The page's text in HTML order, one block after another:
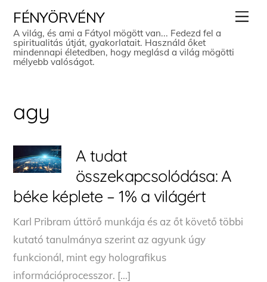
content
FÉNYÖRVÉNY
A világ, és ami a Fátyol mögött van... Fedezd fel a
spiritualitás útját, gyakorlatait. Használd őket
mindennapi életedben, hogy meglásd a világ mögötti
mélyebb valóságot.
agy
A tudat
összekapcsolódása: A
béke képlete – 1% a világért
Karl Pribram úttörő munkája és az őt követő többi
kutató tanulmánya szerint az agyunk úgy
funkcionál, mint egy holografikus
információprocesszor. […]